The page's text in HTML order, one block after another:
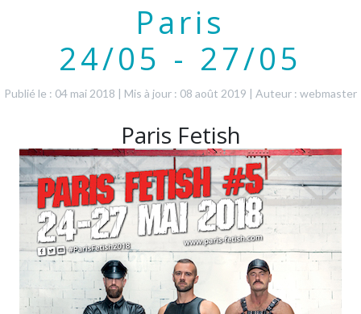
Paris
24/05 - 27/05
Publié le : 04 mai 2018 | Mis à jour : 08 août 2019 | Auteur : webmaster
Paris Fetish